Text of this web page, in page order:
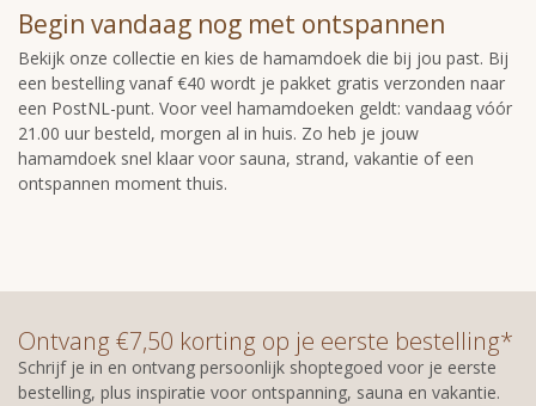
Begin vandaag nog met ontspannen
Bekijk onze collectie en kies de hamamdoek die bij jou past. Bij
een bestelling vanaf €40 wordt je pakket gratis verzonden naar
een PostNL-punt. Voor veel hamamdoeken geldt: vandaag vóór
21.00 uur besteld, morgen al in huis. Zo heb je jouw
hamamdoek snel klaar voor sauna, strand, vakantie of een
ontspannen moment thuis.
Ontvang €7,50 korting op je eerste bestelling*
Schrijf je in en ontvang persoonlijk shoptegoed voor je eerste
bestelling, plus inspiratie voor ontspanning, sauna en vakantie.